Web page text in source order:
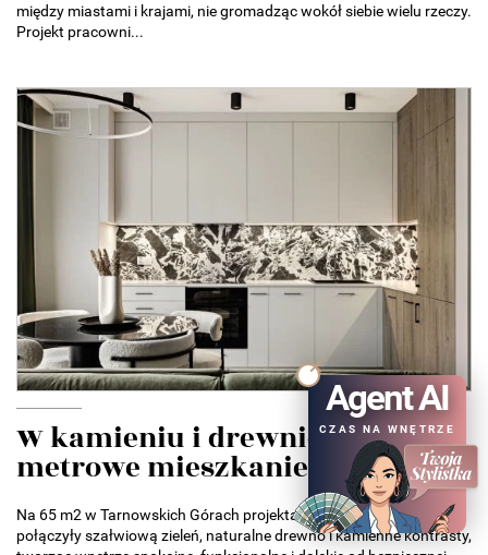
między miastami i krajami, nie gromadząc wokół siebie wielu rzeczy.
Projekt pracowni...
W kamieniu i drewnie. 65-
metrowe mieszkanie w...
Na 65 m2 w Tarnowskich Górach projektantki z AVO Architekci
połączyły szałwiową zieleń, naturalne drewno i kamienne kontrasty,
Agent AI
CZAS NA WNĘTRZE